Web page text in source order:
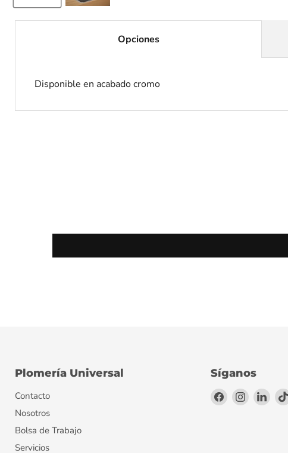
Opciones
Disponible en acabado cromo
Plomería Universal
Contacto
Nosotros
Bolsa de Trabajo
Servicios
Síganos
Encuéntrenos